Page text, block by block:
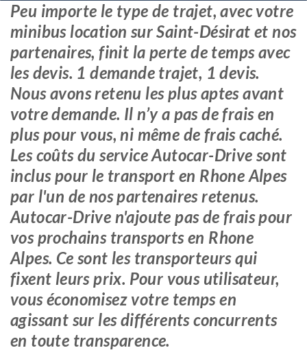
Peu importe le type de trajet, avec votre
minibus location sur Saint-Désirat et nos
partenaires, finit la perte de temps avec
les devis. 1 demande trajet, 1 devis.
Nous avons retenu les plus aptes avant
votre demande. Il n’y a pas de frais en
plus pour vous, ni même de frais caché.
Les coûts du service Autocar-Drive sont
inclus pour le transport en Rhone Alpes
par l'un de nos partenaires retenus.
Autocar-Drive n'ajoute pas de frais pour
vos prochains transports en Rhone
Alpes. Ce sont les transporteurs qui
fixent leurs prix. Pour vous utilisateur,
vous économisez votre temps en
agissant sur les différents concurrents
en toute transparence.